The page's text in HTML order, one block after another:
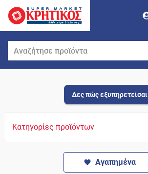
Δες πώς εξυπηρετείσαι
Κατηγορίες προϊόντων
Αγαπημένα